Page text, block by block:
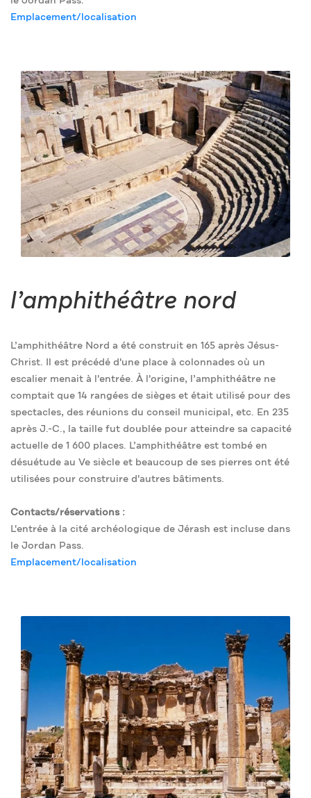
Emplacement/localisation
l’amphithéâtre nord
L’amphithéâtre Nord a été construit en 165 après Jésus-
Christ. Il est précédé d'une place à colonnades où un
escalier menait à l'entrée. À l'origine, l’amphithéâtre ne
comptait que 14 rangées de sièges et était utilisé pour des
spectacles, des réunions du conseil municipal, etc. En 235
après J.-C., la taille fut doublée pour atteindre sa capacité
actuelle de 1 600 places. L’amphithéâtre est tombé en
désuétude au Ve siècle et beaucoup de ses pierres ont été
utilisées pour construire d'autres bâtiments.
Contacts/réservations :
L'entrée à la cité archéologique de Jérash est incluse dans
le Jordan Pass.
Emplacement/localisation